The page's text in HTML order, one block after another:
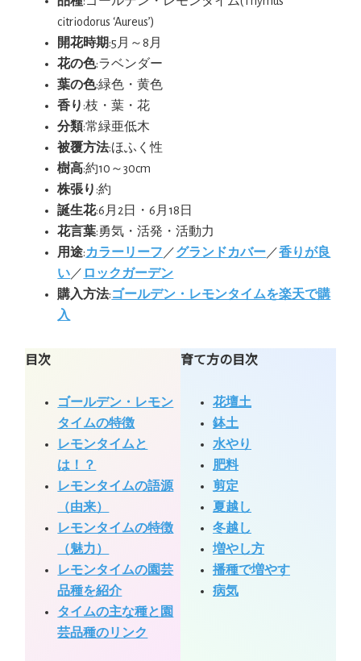
citriodorus ‘Aureus’)
開花時期:5月～8月
花の色:ラベンダー
葉の色:緑色・黄色
香り :枝・葉・花
分類:常緑亜低木
被覆方法:ほふく性
樹高:約10～30cm
株張り :約
誕生花:6月2日・6月18日
花言葉:勇気・活発・活動力
用途:カラーリーフ ／グランドカバー／香りが良
い／ ロックガーデン
購入方法:ゴールデン・レモンタイムを楽天で購
入
目次
ゴールデン・レモン
タイムの特徴
レモンタイムと
は！？
レモンタイムの語源
（由来）
レモンタイムの特徴
（魅力）
レモンタイムの園芸
品種を紹介
タイムの主な種と園
芸品種のリンク
育て方の目次
花壇土
鉢土
水やり
肥料
剪定
夏越し
冬越し
増やし方
播種で増やす
病気